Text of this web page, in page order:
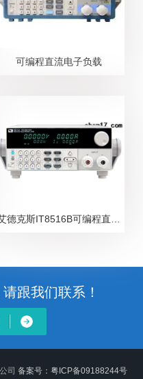
可编程直流电子负载
跟我们联系！
司 备案号：粤ICP备09188244号